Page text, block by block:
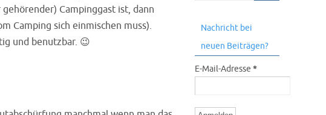
Campinggast ist, dann
Camping sich einmischen muss).
und benutzbar. 😉
Nachricht bei
neuen Beiträgen?
E-Mail-Adresse *